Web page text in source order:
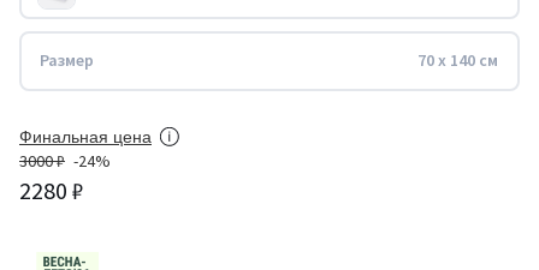
Размер 70 x 140 см
Финальная цена
3000 ₽ -24%
2280 ₽